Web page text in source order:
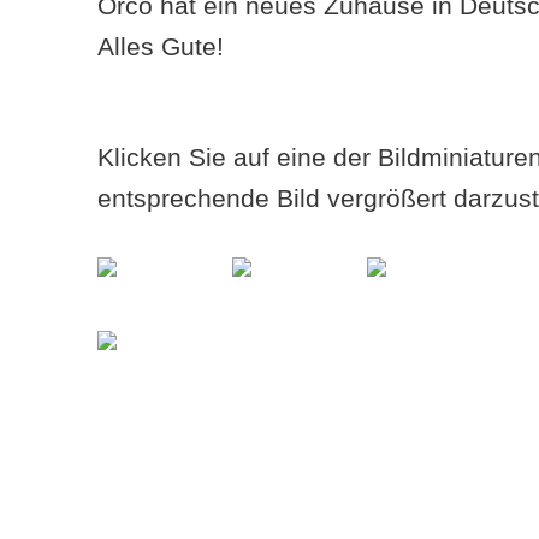
Alles Gute!
Klicken Sie auf eine der
entsprechende Bild vergrößert